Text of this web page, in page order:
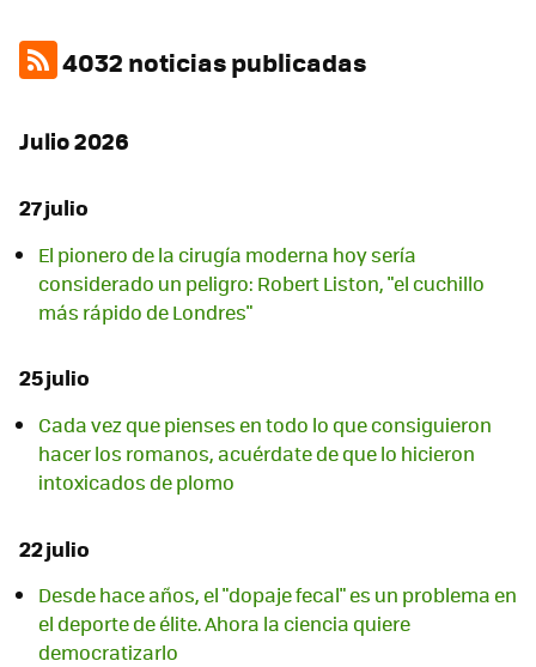
4032 noticias publicadas
Julio 2026
27 julio
El pionero de la cirugía moderna hoy sería
considerado un peligro: Robert Liston, "el cuchillo
más rápido de Londres"
25 julio
Cada vez que pienses en todo lo que consiguieron
hacer los romanos, acuérdate de que lo hicieron
intoxicados de plomo
22 julio
Desde hace años, el "dopaje fecal" es un problema en
el deporte de élite. Ahora la ciencia quiere
democratizarlo